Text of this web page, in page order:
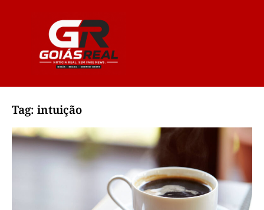
Tag: intuição